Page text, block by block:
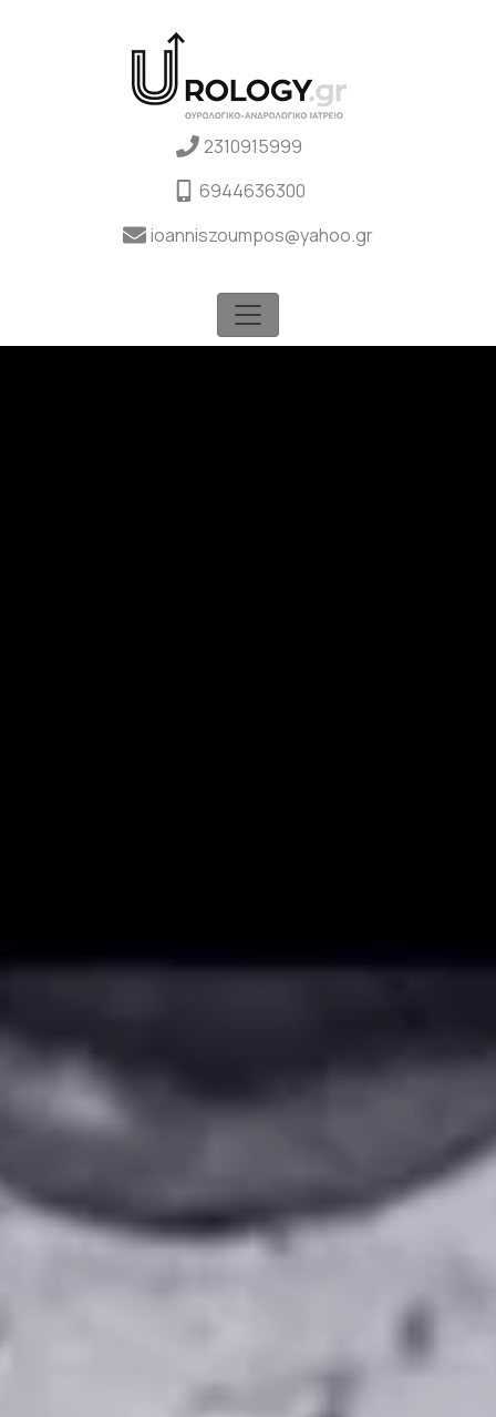
2310915999
6944636300
ioanniszoumpos@yahoo.gr